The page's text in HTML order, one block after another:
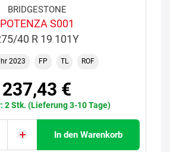
BRIDGESTONE
POTENZA S001
40 R 19 101Y
2023 FP TL ROF
237,43 €
2 Stk. (Lieferung 3-10 Tage)
In den Warenkorb